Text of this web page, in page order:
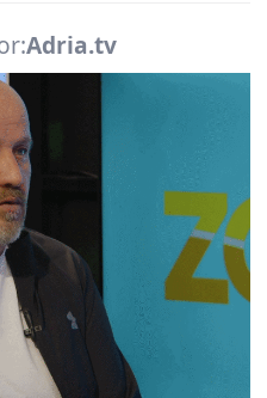
Adria.tv